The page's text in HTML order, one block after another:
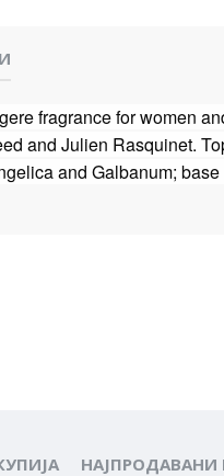
fragrance for women
and Julien Rasquinet.
and Galbanum;